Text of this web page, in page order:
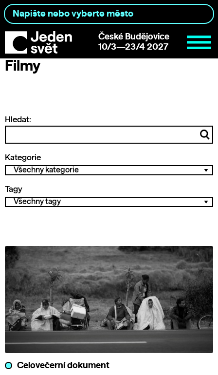
České Budějovice
10/3—23/4 2027
Filmy
Hledat:
Kategorie
Tagy
Celovečerní dokument